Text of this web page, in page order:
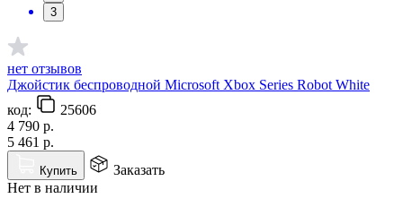
3
нет отзывов
Джойстик беспроводной Microsoft Xbox Series Robot White
код:
25606
4 790 р.
5 461 р.
Купить
Заказать
Нет в наличии